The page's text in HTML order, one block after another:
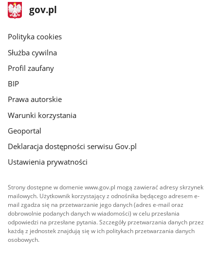
stopka
gov.pl
Strona
gov.pl
gov.pl
Polityka cookies
Służba cywilna
Profil zaufany
BIP
Prawa autorskie
Warunki korzystania
Geoportal
Deklaracja dostępności serwisu Gov.pl
Ustawienia prywatności
Strony dostępne w domenie www.gov.pl mogą zawierać adresy skrzynek
mailowych. Użytkownik korzystający z odnośnika będącego adresem e-
mail zgadza się na przetwarzanie jego danych (adres e-mail oraz
dobrowolnie podanych danych w wiadomości) w celu przesłania
odpowiedzi na przesłane pytania. Szczegóły przetwarzania danych przez
każdą z jednostek znajdują się w ich politykach przetwarzania danych
osobowych.